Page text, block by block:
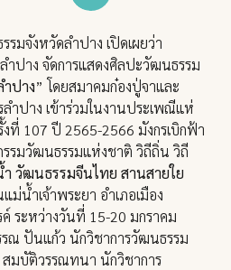
รมจังหวัดลำปาง เปิดเผยว่า
ปาง จัดการแสดงศิลปะวัฒนธรรม
ปาง” โดยสมาคมก๋องปู่จาและ
ปาง เข้าร่วมในงานประเพณีแห่
ที่ 107 ปี 2565-2566 มังกรเบิกฟ้า
รมวัฒนธรรมแห่งชาติ วิถีถิ่น วิถี
วัฒนธรรมจีนไทย สานสายใย
น้ำเจ้าพระยา อำเภอเมือง
ระหว่างวันที่ 15-20 มกราคม
ณ ปันแก้ว นักวิชาการวัฒนธรรม
มบัติวรรณทนา นักวิชาการ